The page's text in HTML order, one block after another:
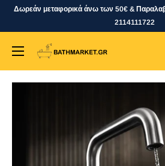
SkipΔωρεάν μεταφορικά άνω των 50€ &
2114111722
bathmarket.gr